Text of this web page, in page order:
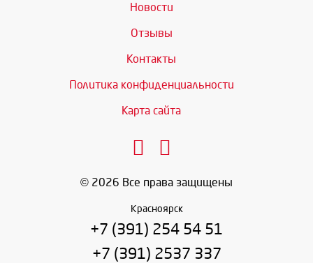
Новости
Отзывы
Контакты
Политика конфиденциальности
Карта сайта
© 2026 Все права защищены
Красноярск
+7 (391) 254 54 51
+7 (391) 2537 337